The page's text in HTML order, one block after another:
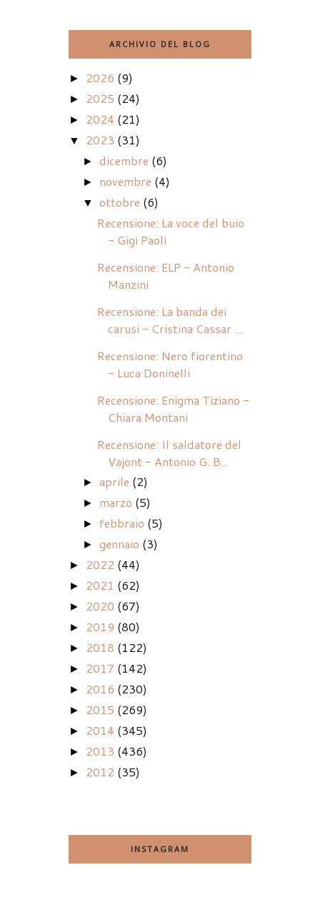
ARCHIVIO DEL BLOG
► 2026 (9)
► 2025 (24)
► 2024 (21)
▼ 2023 (31)
►dicembre (6)
► novembre (4)
▼ ottobre (6)
Recensione: La voce del buio
- Gigi Paoli
Recensione: ELP - Antonio
Manzini
Recensione: La banda dei
carusi - Cristina Cassar ...
Recensione: Nero fiorentino
- Luca Doninelli
Recensione: Enigma Tiziano -
Chiara Montani
Recensione: Il saldatore del
Vajont - Antonio G. B...
►aprile (2)
► marzo (5)
► febbraio (5)
►gennaio (3)
► 2022 (44)
► 2021 (62)
► 2020 (67)
► 2019 (80)
► 2018 (122)
► 2017 (142)
► 2016 (230)
► 2015 (269)
► 2014 (345)
► 2013 (436)
► 2012 (35)
INSTAGRAM